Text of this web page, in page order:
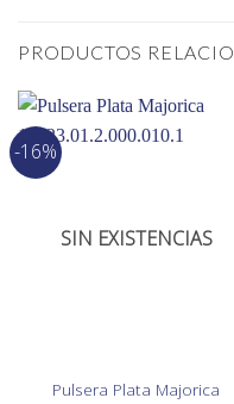
PRODUCTOS
-16%
SIN EXISTENCIAS
Pulsera Plata Majorica